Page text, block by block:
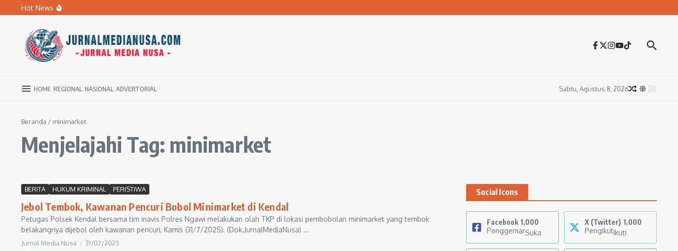
Lewati ke konten
Hot News
Kupas Pola Asuh Berbasis Otak Anak, SD Muhammadiyah 1 Ngawi Gelar Seminar Golden Parenting
HOME REGIONAL NASIONAL ADVERTORIAL Sabtu, Agustus 8, 2026
Beranda / minimarket
Menjelajahi Tag: minimarket
BERITA HUKUM KRIMINAL PERISTIWA
Jebol Tembok, Kawanan Pencuri Bobol Minimarket di Kendal
Petugas Polsek Kendal bersama tim inavis Polres Ngawi melakukan olah TKP di lokasi pembobolan minimarket yang tembok
belakangnya dijebol oleh kawanan pencuri, Kamis (31/7/2025). (Dok.JurnalMediaNusa) ...
Jurnal Media Nusa 31/07/2025
Social Icons
Facebook 1,000
PenggemarSuka
X (Twitter) 1,000
PengikutIkuti